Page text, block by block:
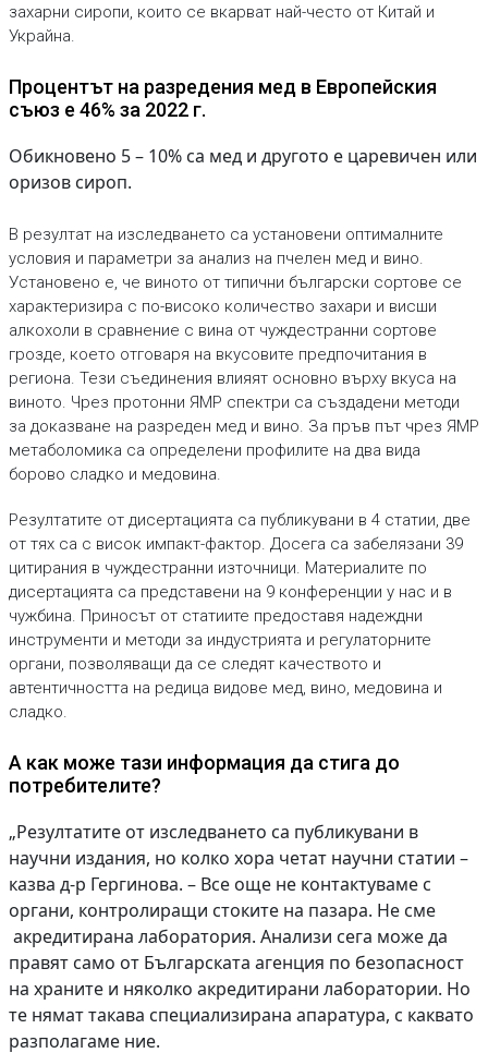
захарни сиропи, които се вкарват най-често от Китай и
Украйна.
Процентът на разредения мед в Европейския
съюз е 46% за 2022 г.
Обикновено 5 – 10% са мед и другото е царевичен или
оризов сироп.
В резултат на изследването са установени оптималните
условия и параметри за анализ на пчелен мед и вино.
Установено е, че виното от типични български сортове се
характеризира с по-високо количество захари и висши
алкохоли в сравнение с вина от чуждестранни сортове
грозде, което отговаря на вкусовите предпочитания в
региона. Тези съединения влияят основно върху вкуса на
виното. Чрез протонни ЯМР спектри са създадени методи
за доказване на разреден мед и вино. За пръв път чрез ЯМР
метаболомика са определени профилите на два вида
борово сладко и медовина.
Резултатите от дисертацията са публикувани в 4 статии, две
от тях са с висок импакт-фактор. Досега са забелязани 39
цитирания в чуждестранни източници. Материалите по
дисертацията са представени на 9 конференции у нас и в
чужбина. Приносът от статиите предоставя надеждни
инструменти и методи за индустрията и регулаторните
органи, позволяващи да се следят качеството и
автентичността на редица видове мед, вино, медовина и
сладко.
А как може тази информация да стига до
потребителите?
„Резултатите от изследването са публикувани в
научни издания, но колко хора четат научни статии –
казва д-р Гергинова. – Все още не контактуваме с
органи, контролиращи стоките на пазара. Не сме
акредитирана лаборатория. Анализи сега може да
правят само от Българската агенция по безопасност
на храните и няколко акредитирани лаборатории. Но
те нямат такава специализирана апаратура, с каквато
разполагаме ние.